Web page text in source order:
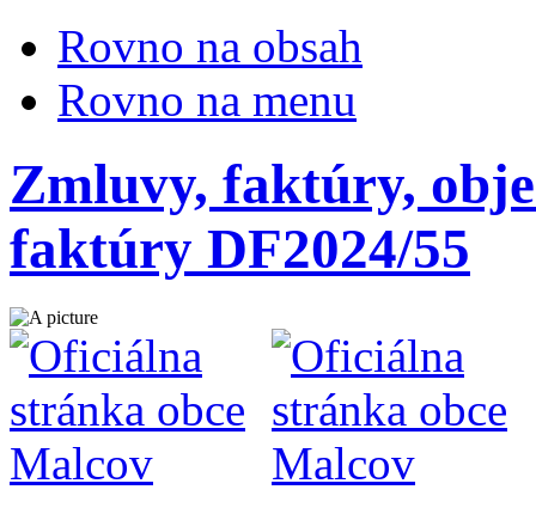
Rovno na obsah
Rovno na menu
Zmluvy, faktúry,
faktúry DF2024/55